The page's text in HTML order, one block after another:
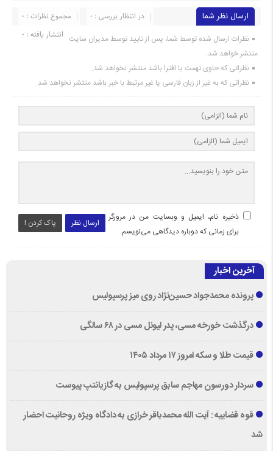
ارسال نظر شما مجموع نظرات : 0
در انتظار بررسی : 0
انتشار یافته : 0 نظرات ارسال شده توسط شما، پس از تایید توسط مدیران سایت
منتشر خواهد شد.
نظراتی که حاوی تهمت یا افترا باشد منتشر نخواهد شد.
نظراتی که به غیر از زبان فارسی یا غیر مرتبط با خبر باشد منتشر نخواهد شد.
ارسال نظر پاک کردن !
ذخیره نام، ایمیل و وبسایت من در مرورگر
برای زمانی که دوباره دیدگاهی می‌نویسم.
آخرین اخبار
پرونده محمدجواد حسین‌نژاد روی میز پرسپولیس
درگذشت خورخه مسی، پدر لیونل مسی در ۶۸ سالگی
قیمت طلا و سکه امروز ۱۷ مرداد ۱۴۰۵
سردار دورسون مهاجم سابق پرسپولیس به گازیانتپ پیوست
قوه قضاییه : آیت الله محمدباقر خرازی به دادگاه ویژه روحانیت احضار
شد